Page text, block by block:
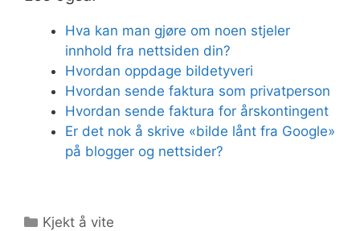
Hva kan man gjøre om noen stjeler
innhold fra nettsiden din?
Hvordan oppdage bildetyveri
Hvordan sende faktura som privatperson
Hvordan sende faktura for årskontingent
Er det nok å skrive «bilde lånt fra Google»
på blogger og nettsider?
Kategorier
Kjekt å vite